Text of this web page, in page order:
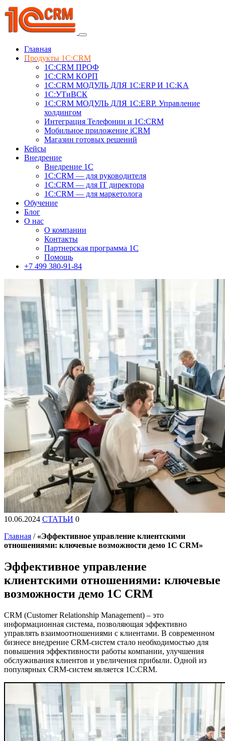
Главная
Продукты 1C:CRM
1С:CRM ПРОФ
1С:CRM КОРП
1С:CRM МОДУЛЬ ДЛЯ 1C:ERP И 1C:KA
1C:УТиВСК
1С:CRM МОДУЛЬ ДЛЯ 1C:ERP. Управление
холдингом
Интеграция Телефонии и 1C:CRM
Мобильное приложение iCRM
Магазин готовых решений
Кейсы
Внедрение
Внедрение 1C
1С:CRM — для руководителя
1С:CRM — для IT директора
1С:CRM — для маркетолога
Обучение
Блог
О нас
О компании
Контакты
Партнерская программа 1С
Помощь
+7 499 380-91-84
10.06.2024 СТАТЬИ 0
Главная / «Эффективное управление клиентскими
отношениями: ключевые возможности демо 1С CRM»
Эффективное управление
клиентскими отношениями: ключевые
возможности демо 1С CRM
CRM (Customer Relationship Management) – это
информационная система, позволяющая эффективно
управлять взаимоотношениями с клиентами. В современном
бизнесе внедрение CRM-систем стало необходимостью для
повышения эффективности работы компании, улучшения
обслуживания клиентов и увеличения прибыли. Одной из
популярных CRM-систем является 1С:CRM.